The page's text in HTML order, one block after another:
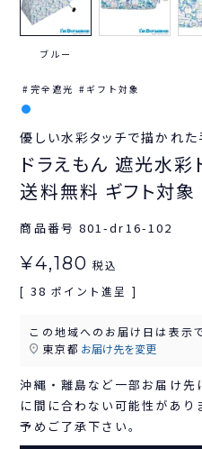
ブルー
完全遮光 ギフト対象
優しい水彩タッチで描かれた
ドラえもん 遮光水
送料無料 ギフト対
商品番号 801-dr16-102
¥4,180 税込
[ 38 ポイント進呈 ]
この地域へのお届け日は表示
東京都 お届け先を変更
沖縄・離島など一部お届け先
に間に合わない可能性があり
予めご了承下さい。